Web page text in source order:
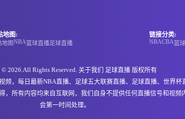
NIGD银行
地图:
地图NBA篮球直播足球直播
链接分类:
NBACBA篮
2026.All Rights Reserved. 关于我们 足球直播 版权所有
，每日最新NBA直播、足球五大联赛直播、足球直播、世界杯
所有内容均来自互联网，我们自身不提供任何直播信号和视频
会第一时间处理。